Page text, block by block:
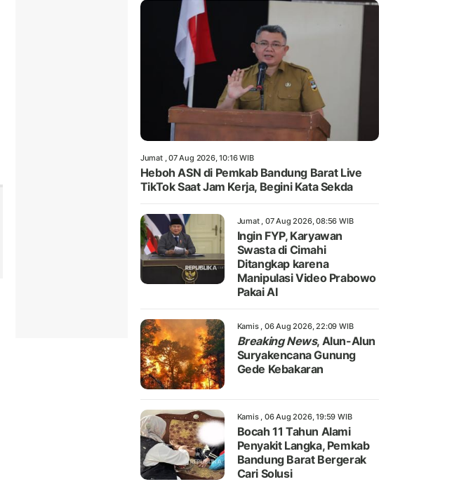
Jumat , 07 Aug 2026, 10:16 WIB
Heboh ASN di Pemkab Bandung Barat Live
TikTok Saat Jam Kerja, Begini Kata Sekda
Jumat , 07 Aug 2026, 08:56 WIB
Ingin FYP, Karyawan
Swasta di Cimahi
Ditangkap karena
Manipulasi Video Prabowo
Pakai AI
Kamis , 06 Aug 2026, 22:09 WIB
Breaking News, Alun-Alun
Suryakencana Gunung
Gede Kebakaran
Kamis , 06 Aug 2026, 19:59 WIB
Bocah 11 Tahun Alami
Penyakit Langka, Pemkab
Bandung Barat Bergerak
Cari Solusi